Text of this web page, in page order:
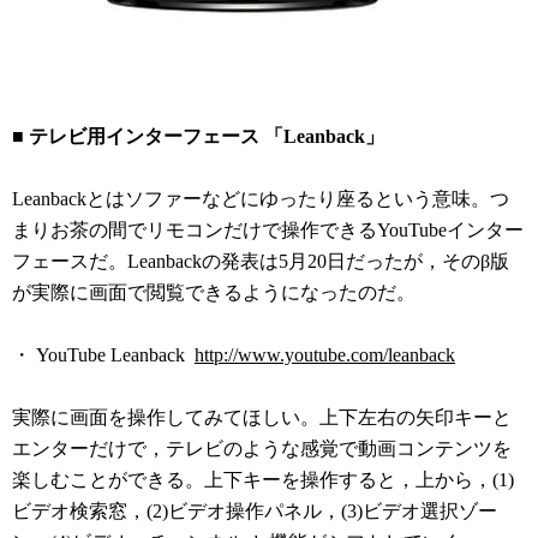
■ テレビ用インターフェース 「Leanback」
Leanbackとはソファーなどにゆったり座るという意味。つ
まりお茶の間でリモコンだけで操作できるYouTubeインター
フェースだ。Leanbackの発表は5月20日だったが，そのβ版
が実際に画面で閲覧できるようになったのだ。
・ YouTube Leanback http://www.youtube.com/leanback
実際に画面を操作してみてほしい。上下左右の矢印キーと
エンターだけで，テレビのような感覚で動画コンテンツを
楽しむことができる。上下キーを操作すると，上から，(1)
ビデオ検索窓，(2)ビデオ操作パネル，(3)ビデオ選択ゾー